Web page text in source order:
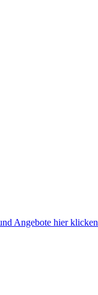
Angebote hier klicken